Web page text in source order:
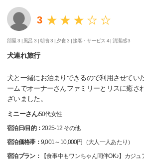
3
部屋 3 | 風呂 3 |朝食 3 | 夕食 3 |接客・サービス 4 |清潔感 3
犬連れ旅行
犬と一緒にお泊まりできるので利用させてい
ームでオーナーさんファミリーとリスに癒さ
ざいました。
ミニーさん/50代女性
宿泊日/目的：2025-12 その他
宿泊価格帯： 9,001～10,000円（大人一人あたり）
宿泊プラン：
【食事中もワンちゃん同伴OK♪】カジュ